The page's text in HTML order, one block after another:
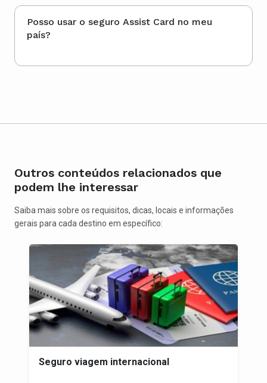
Posso usar o seguro Assist Card no meu
país?
Outros conteúdos relacionados que
podem lhe interessar
Saiba mais sobre os requisitos, dicas, locais e informações
gerais para cada destino em específico:
Seguro viagem internacional